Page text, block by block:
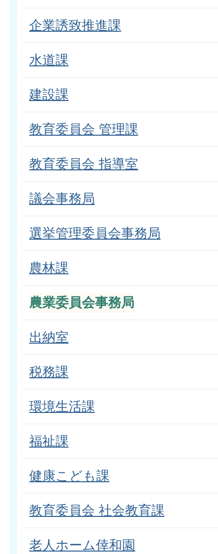
企業誘致推進課
水道課
建設課
教育委員会 管理課
教育委員会 指導室
議会事務局
選挙管理委員会事務局
農林課
農業委員会事務局
出納室
税務課
環境生活課
福祉課
健康こども課
教育委員会 社会教育課
老人ホーム倖和園